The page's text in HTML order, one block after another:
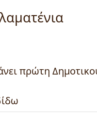
πρώτη